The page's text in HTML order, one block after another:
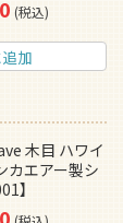
税込
加
木目 ハワイ
カエアー製シ
】